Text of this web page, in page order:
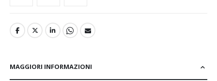
MAGGIORI INFORMAZIONI